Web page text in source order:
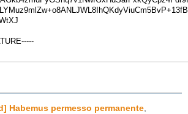
Habemus permesso permanente